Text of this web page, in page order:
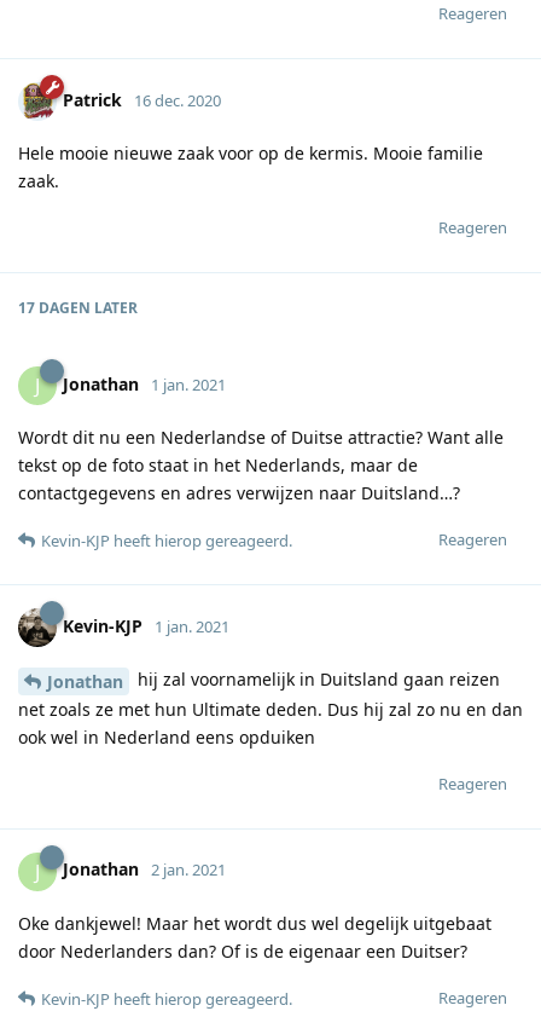
Reageren
Patrick 16 dec. 2020
Hele mooie nieuwe zaak voor op de kermis. Mooie familie
zaak.
Reageren
17 DAGEN LATER
J Jonathan 1 jan. 2021
Wordt dit nu een Nederlandse of Duitse attractie? Want alle
tekst op de foto staat in het Nederlands, maar de
contactgegevens en adres verwijzen naar Duitsland…?
Reageren
Kevin-KJP heeft hierop gereageerd.
Kevin-KJP 1 jan. 2021
Jonathan
hij zal voornamelijk in Duitsland gaan reizen
net zoals ze met hun Ultimate deden. Dus hij zal zo nu en dan
ook wel in Nederland eens opduiken
Reageren
J Jonathan 2 jan. 2021
Oke dankjewel! Maar het wordt dus wel degelijk uitgebaat
door Nederlanders dan? Of is de eigenaar een Duitser?
Reageren
Kevin-KJP heeft hierop gereageerd.